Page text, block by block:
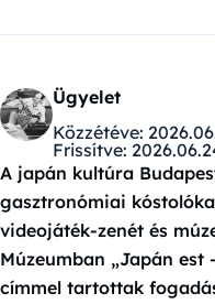
Ügyelet
Közzétéve:
Frissítve:
A japán kultúra
gasztronómiai
videojáték-zenét és
Múzeumban „Japán est
címmel tartottak